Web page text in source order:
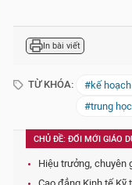
Giám đốc Sở
CÁC TIN KHÁC